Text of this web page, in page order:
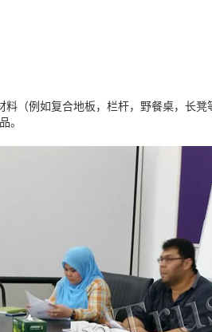
料（例如复合地板，栏杆，野餐桌，长
。